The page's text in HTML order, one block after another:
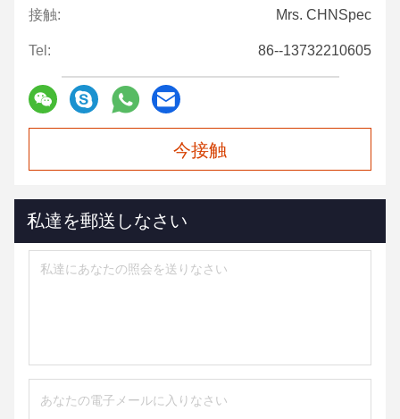
接触: Mrs. CHNSpec
Tel: 86--13732210605
今接触
私達を郵送しなさい